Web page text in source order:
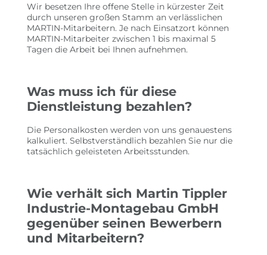
Wir besetzen Ihre offene Stelle in kürzester Zeit
durch unseren großen Stamm an verlässlichen
MARTIN-Mitarbeitern. Je nach Einsatzort können
MARTIN-Mitarbeiter zwischen 1 bis maximal 5
Tagen die Arbeit bei Ihnen aufnehmen.
Was muss ich für diese
Dienstleistung bezahlen?
Die Personalkosten werden von uns genauestens
kalkuliert. Selbstverständlich bezahlen Sie nur die
tatsächlich geleisteten Arbeitsstunden.
Wie verhält sich Martin Tippler
Industrie-Montagebau GmbH
gegenüber seinen Bewerbern
und Mitarbeitern?